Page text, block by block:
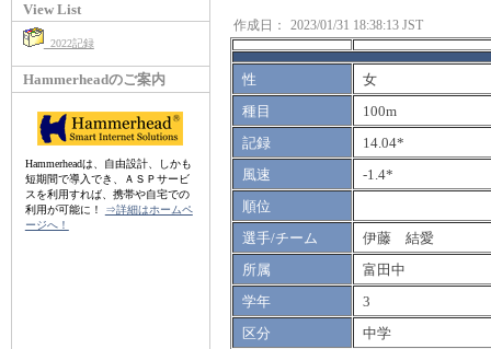
View List
2022記録
Hammerheadのご案内
Hammerheadは、自由設計、しかも
短期間で導入でき、ＡＳＰサービ
スを利用すれば、携帯や自宅での
利用が可能に！
⇒詳細はホームペ
ージへ！
作成日： 2023/01/31 18:38:13 JST
性
女
種目
100m
記録
14.04*
風速
-1.4*
順位
選手/チーム
伊藤 結愛
所属
富田中
学年
3
区分
中学